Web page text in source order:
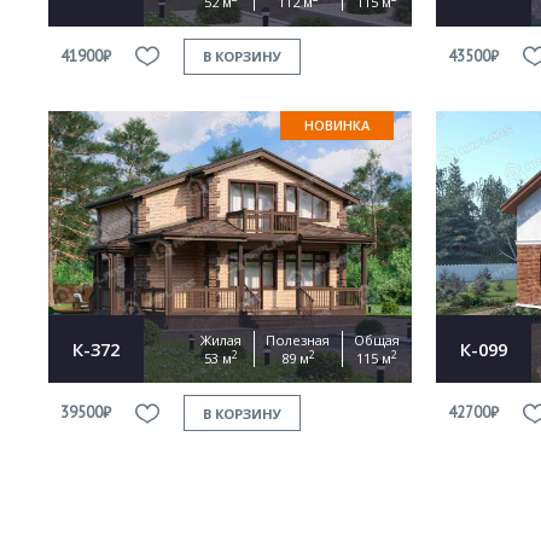
41900₽ В КОРЗИНУ 43500₽
НОВИНКА
К-372
Жилая
53 м2
Полезная
89 м2
Общая
115 м2
39500₽ В КОРЗИНУ
К-099
42700₽